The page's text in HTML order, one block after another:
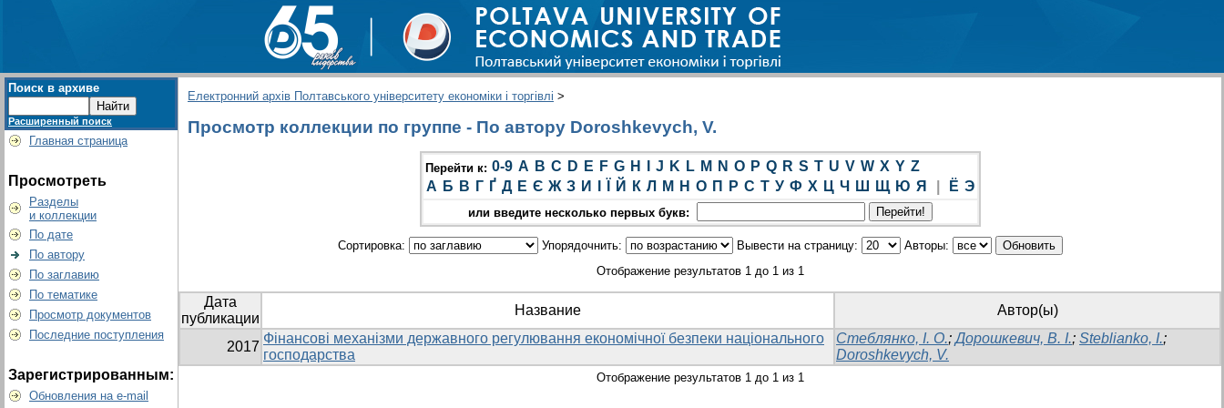
Поиск в архиве
Расширенный поиск
Главная страница
Просмотреть
Разделы
и коллекции
По дате
По автору
По заглавию
По тематике
Просмотр документов
Последние поступления
Зарегистрированным:
Обновления на e-mail
Електронний архів Полтавського університету економіки і торгівлі >
Просмотр коллекции по группе - По автору Doroshkevych, V.
Перейти к: 0-9 A B C D E F G H J K L M N O P Q R S T U V W X Y Z
А Б В Г Ґ Д Е Є Ж З И Й К Л М Н О П Р С Т У Ф Х Ц Ч Ш Щ Ю Я Ё Э
или введите несколько первых букв:
Сортировка: Упорядочнить: Вывести на страницу:
Авторы:
Отображение результатов 1 до 1 из 1
Дата
публикации
Название Автор(ы)
2017
Фінансові механізми державного регулювання економічної безпеки національного
господарства
Стеблянко, І. О.;Дорошкевич, В. І.; Steblianko, I.;
Doroshkevych, V.
Отображение результатов 1 до 1 из 1